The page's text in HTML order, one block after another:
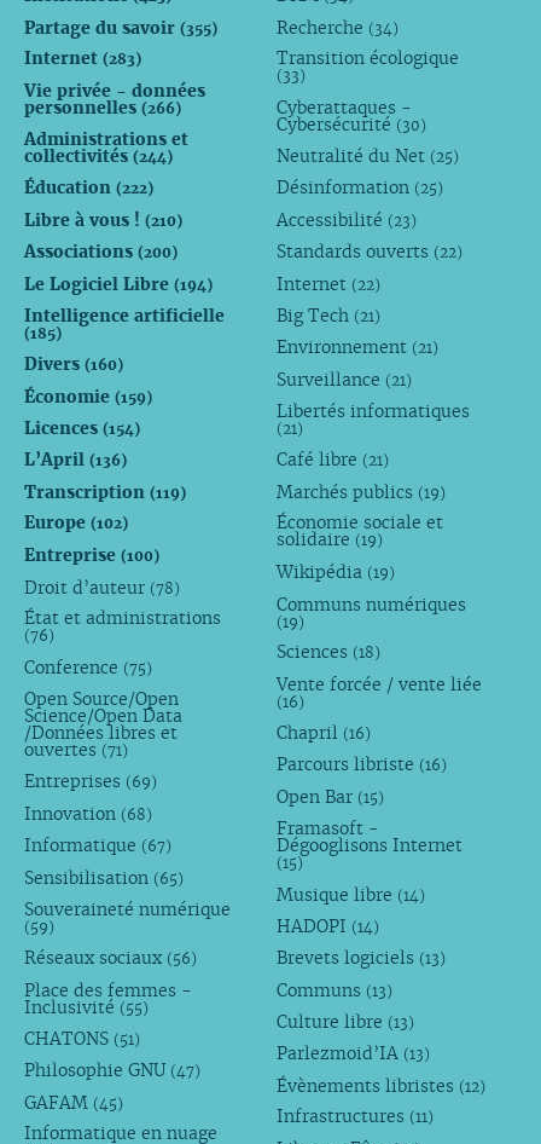
Partage du savoir (355)
Internet (283)
Vie privée - données
personnelles (266)
Administrations et
collectivités (244)
Éducation (222)
Libre à vous ! (210)
Associations (200)
Le Logiciel Libre (194)
Intelligence artificielle
(185)
Divers (160)
Économie (159)
Licences (154)
L’April (136)
Transcription (119)
Europe (102)
Entreprise (100)
Droit d’auteur (78)
État et administrations
(76)
Conference (75)
Open Source/Open
Science/Open Data
/Données libres et
ouvertes (71)
Entreprises (69)
Innovation (68)
Informatique (67)
Sensibilisation (65)
Souveraineté numérique
(59)
Réseaux sociaux (56)
Place des femmes -
Inclusivité (55)
CHATONS (51)
Philosophie GNU (47)
GAFAM (45)
Informatique en nuage
Recherche (34)
Transition écologique
(33)
Cyberattaques -
Cybersécurité (30)
Neutralité du Net (25)
Désinformation (25)
Accessibilité (23)
Standards ouverts (22)
Internet (22)
Big Tech (21)
Environnement (21)
Surveillance (21)
Libertés informatiques
(21)
Café libre (21)
Marchés publics (19)
Économie sociale et
solidaire (19)
Wikipédia (19)
Communs numériques
(19)
Sciences (18)
Vente forcée / vente liée
(16)
Chapril (16)
Parcours libriste (16)
Open Bar (15)
Framasoft -
Dégooglisons Internet
(15)
Musique libre (14)
HADOPI (14)
Brevets logiciels (13)
Communs (13)
Culture libre (13)
Parlezmoid’IA (13)
Évènements libristes (12)
Infrastructures (11)